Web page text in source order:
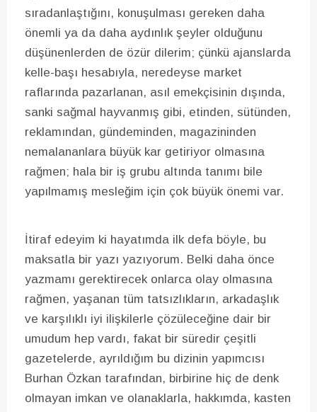
sıradanlaştığını, konuşulması gereken daha
önemli ya da daha aydınlık şeyler olduğunu
düşünenlerden de özür dilerim; çünkü ajanslarda
kelle-başı hesabıyla, neredeyse market
raflarında pazarlanan, asıl emekçisinin dışında,
sanki sağmal hayvanmış gibi, etinden, sütünden,
reklamından, gündeminden, magazininden
nemalananlara büyük kar getiriyor olmasına
rağmen; hala bir iş grubu altında tanımı bile
yapılmamış mesleğim için çok büyük önemi var.
İtiraf edeyim ki hayatımda ilk defa böyle, bu
maksatla bir yazı yazıyorum. Belki daha önce
yazmamı gerektirecek onlarca olay olmasına
rağmen, yaşanan tüm tatsızlıkların, arkadaşlık
ve karşılıklı iyi ilişkilerle çözüleceğine dair bir
umudum hep vardı, fakat bir süredir çeşitli
gazetelerde, ayrıldığım bu dizinin yapımcısı
Burhan Özkan tarafından, birbirine hiç de denk
olmayan imkan ve olanaklarla, hakkımda, kasten